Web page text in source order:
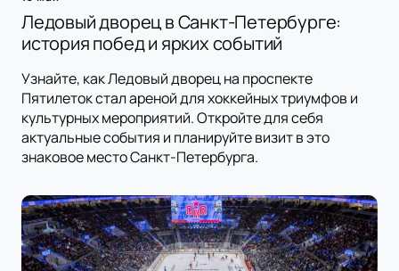
Ледовый дворец в Санкт-Петербурге:
история побед и ярких событий
Узнайте, как Ледовый дворец на проспекте
Пятилеток стал ареной для хоккейных триумфов и
культурных мероприятий. Откройте для себя
актуальные события и планируйте визит в это
знаковое место Санкт-Петербурга.